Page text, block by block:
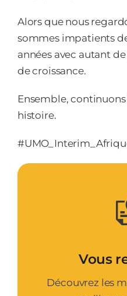
Alors que nous
sommes impatients
années avec autant
de croissance.
Ensemble,
histoire.
Vous
Découvrez les